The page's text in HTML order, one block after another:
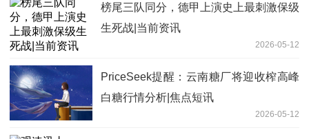
榜尾三队同分，德甲上演史上最刺激保级
生死战|当前资讯
2026-05-12
PriceSeek提醒：云南糖厂将迎收榨高峰
白糖行情分析|焦点短讯
2026-05-12